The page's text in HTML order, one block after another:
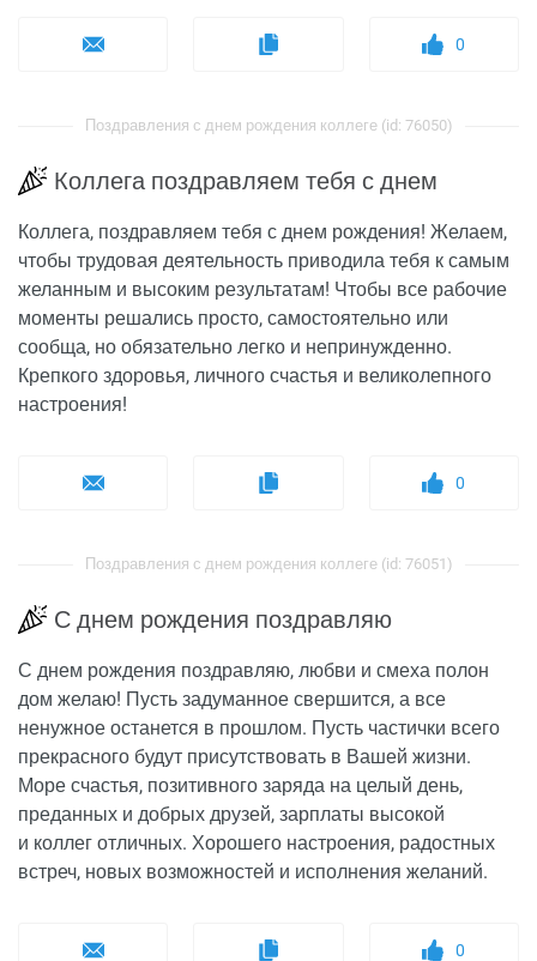
0
Поздравления с днем рождения коллеге (id: 76050)
Коллега поздравляем тебя с днем
Коллега, поздравляем тебя с днем рождения! Желаем,
чтобы трудовая деятельность приводила тебя к самым
желанным и высоким результатам! Чтобы все рабочие
моменты решались просто, самостоятельно или
сообща, но обязательно легко и непринужденно.
Крепкого здоровья, личного счастья и великолепного
настроения!
0
Поздравления с днем рождения коллеге (id: 76051)
С днем рождения поздравляю
С днем рождения поздравляю, любви и смеха полон
дом желаю! Пусть задуманное свершится, а все
ненужное останется в прошлом. Пусть частички всего
прекрасного будут присутствовать в Вашей жизни.
Море счастья, позитивного заряда на целый день,
преданных и добрых друзей, зарплаты высокой
и коллег отличных. Хорошего настроения, радостных
встреч, новых возможностей и исполнения желаний.
0